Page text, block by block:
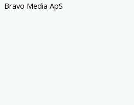
Bravo Media ApS